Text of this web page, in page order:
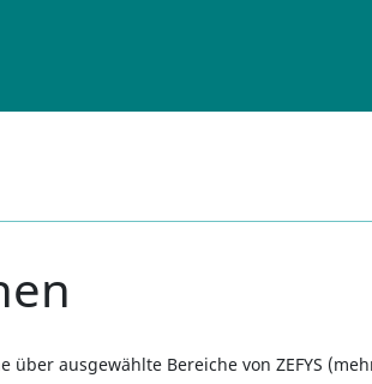
über ausgewählte Bereiche von ZEFYS